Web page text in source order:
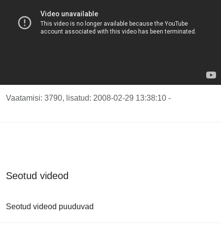
Vaatamisi: 3790, lisatud: 2008-02-29 13:38:10 -
Seotud videod
Seotud videod puuduvad